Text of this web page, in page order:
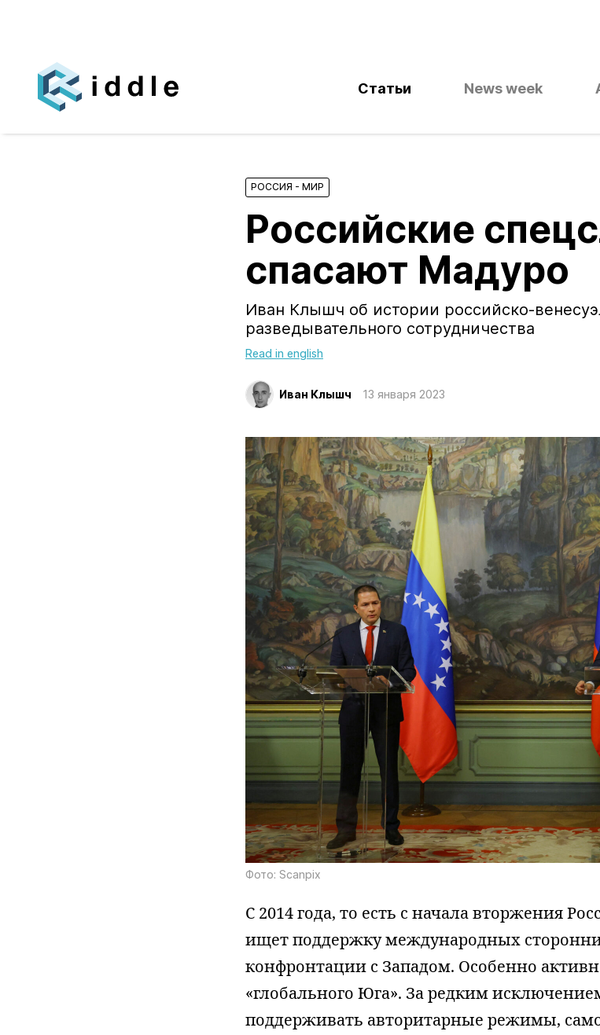
Статьи News week
РОССИЯ - МИР
Российские
спасают Мадуро
Иван Клышч об истории российско-
разведывательного сотрудничества
Read in english
Иван Клышч 13 января 2023
Фото: Scanpix
С 2014 года, то есть с начала вторжения
ищет поддержку международных
конфронтации с Западом. Особенно
«глобального Юга». За редким
поддерживать авторитарные режимы,